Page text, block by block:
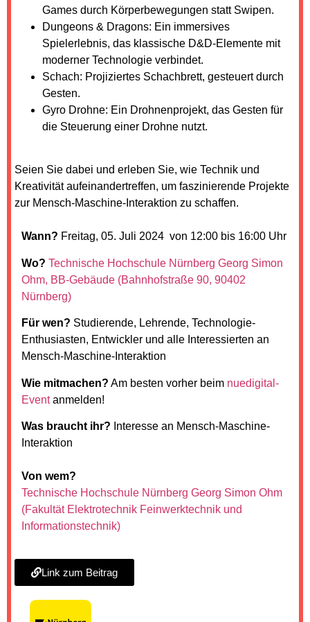
Games durch Körperbewegungen statt Swipen.
Dungeons & Dragons: Ein immersives
Spielerlebnis, das klassische D&D-Elemente mit
moderner Technologie verbindet.
Schach: Projiziertes Schachbrett, gesteuert durch
Gesten.
Gyro Drohne: Ein Drohnenprojekt, das Gesten für
die Steuerung einer Drohne nutzt.
Seien Sie dabei und erleben Sie, wie Technik und
Kreativität aufeinandertreffen, um faszinierende Projekte
zur Mensch-Maschine-Interaktion zu schaffen.
Wann? Freitag, 05. Juli 2024 von 12:00 bis 16:00 Uhr
Wo? Technische Hochschule Nürnberg Georg Simon
Ohm, BB-Gebäude (Bahnhofstraße 90, 90402
Nürnberg)
Für wen? Studierende, Lehrende, Technologie-
Enthusiasten, Entwickler und alle Interessierten an
Mensch-Maschine-Interaktion
Wie mitmachen? Am besten vorher beim nuedigital-
Eventanmelden!
Was braucht ihr? Interesse an Mensch-Maschine-
Interaktion
Von wem?
Technische Hochschule Nürnberg Georg Simon Ohm
(Fakultät Elektrotechnik Feinwerktechnik und
Informationstechnik)
Link zum Beitrag